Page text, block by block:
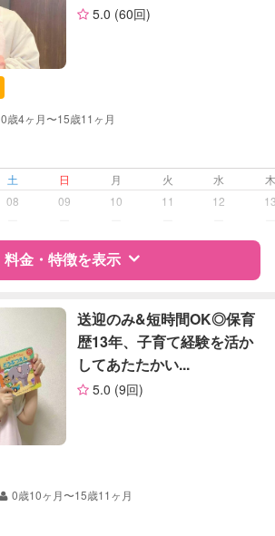
5.0 (60回)
0歳4ヶ月〜15歳11ヶ月
土 日 月 火 水
08 09 10 11 12
料金・特徴を表示
レビュー
企業型割引対象(旧内閣府補助対象)
保育士
送迎サポート
送迎のみ&短時間OK◎保育
歴13年、子育て経験を活か
してあたたかい...
5.0 (9回)
0歳10ヶ月〜15歳11ヶ月